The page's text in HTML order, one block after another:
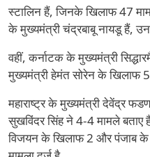
स्टालिन हैं, जिनके खिलाफ 47
के मुख्यमंत्री चंद्रबाबू नायडू हैं,
वहीं, कर्नाटक के मुख्यमंत्री
मुख्यमंत्री हेमंत सोरेन के खिलाफ 5
महाराष्ट्र के मुख्यमंत्री देवेंद्र
सुखविंदर सिंह ने 4-4 मामले बताए
विजयन के खिलाफ 2 और पंजाब के